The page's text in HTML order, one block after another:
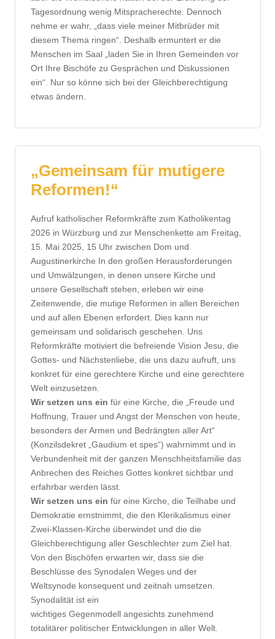
Tagesordnung wenig Mitspracherechte. Dennoch
nehme er wahr, „dass viele meiner Mitbrüder mit
diesem Thema ringen“. Deshalb ermuntert er die
Menschen im Saal „laden Sie in Ihren Gemeinden vor
Ort Ihre Bischöfe zu Gesprächen und Diskussionen
ein“. Nur so könne sich bei der Gleichberechtigung
etwas ändern.
„Gemeinsam für mutigere
Reformen!“
Aufruf katholischer Reformkräfte zum Katholikentag
2026 in Würzburg und zur Menschenkette am Freitag,
15. Mai 2025, 15 Uhr zwischen Dom und
Augustinerkirche In den großen Herausforderungen
und Umwälzungen, in denen unsere Kirche und
unsere Gesellschaft stehen, erleben wir eine
Zeitenwende, die mutige Reformen in allen Bereichen
und auf allen Ebenen erfordert. Dies kann nur
gemeinsam und solidarisch geschehen. Uns
Reformkräfte motiviert die befreiende Vision Jesu, die
Gottes- und Nächstenliebe, die uns dazu aufruft, uns
konkret für eine gerechtere Kirche und eine gerechtere
Welt einzusetzen.
Wir setzen uns ein für eine Kirche, die „Freude und
Hoffnung, Trauer und Angst der Menschen von heute,
besonders der Armen und Bedrängten aller Art“
(Konzilsdekret „Gaudium et spes“) wahrnimmt und in
Verbundenheit mit der ganzen Menschheitsfamilie das
Anbrechen des Reiches Gottes konkret sichtbar und
erfahrbar werden lässt.
Wir setzen uns ein für eine Kirche, die Teilhabe und
Demokratie ernstnimmt, die den Klerikalismus einer
Zwei-Klassen-Kirche überwindet und die die
Gleichberechtigung aller Geschlechter zum Ziel hat.
Von den Bischöfen erwarten wir, dass sie die
Beschlüsse des Synodalen Weges und der
Weltsynode konsequent und zeitnah umsetzen.
Synodalität ist ein
wichtiges Gegenmodell angesichts zunehmend
totalitärer politischer Entwicklungen in aller Welt.